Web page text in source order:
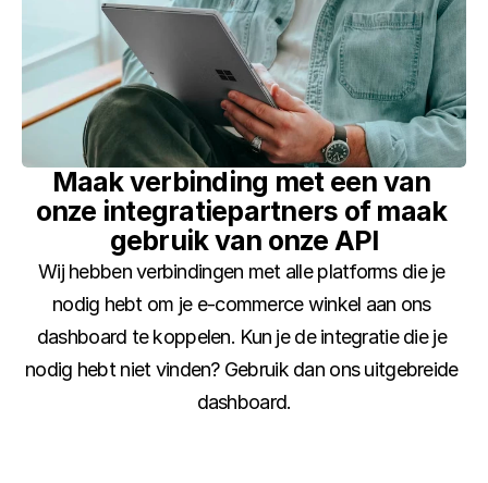
Maak verbinding met een van
onze integratiepartners of maak
gebruik van onze API
Wij hebben verbindingen met alle platforms die je
nodig hebt om je e-commerce winkel aan ons
dashboard te koppelen. Kun je de integratie die je
nodig hebt niet vinden? Gebruik dan ons uitgebreide
dashboard.